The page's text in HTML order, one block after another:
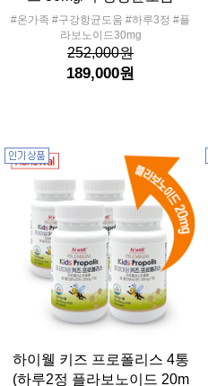
#온가족 #구강항균도움 #하루3정 #플
라보노이드30mg
252,000원
189,000원
하이웰 키즈 프로폴리스 4통
(하루2정 플라보노이드 20m